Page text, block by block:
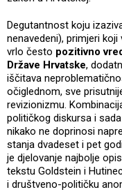
Degutantnost koju
nenavedeni), primjeri
vrlo često pozitivno
Države Hrvatske,
iščitava
očiglednom, sve
revizionizmu.
političkog diskursa i
nikako ne doprinosi
stanja dvadeset i pet
je djelovanje najbolje
tekstu Goldstein i
i društveno-političku